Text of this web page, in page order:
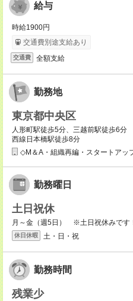
給与
時給1900円
交通費別途支給あり
交通費 全額支給
勤務地
東京都中央区
人形町駅徒歩5分、三越前駅徒歩6
西線日本橋駅徒歩8分
◇M＆A・組織再編・スタートアッ
勤務曜日
土日祝休
月～金（週5日） ※土日祝休みです
休日休暇 土・日・祝
勤務時間
残業少